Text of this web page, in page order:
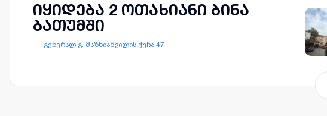
იყიდება 2 ოთახიანი ბინა
ბათუმში
გენერალ გ. მაზნიაშვილის ქუჩა 47